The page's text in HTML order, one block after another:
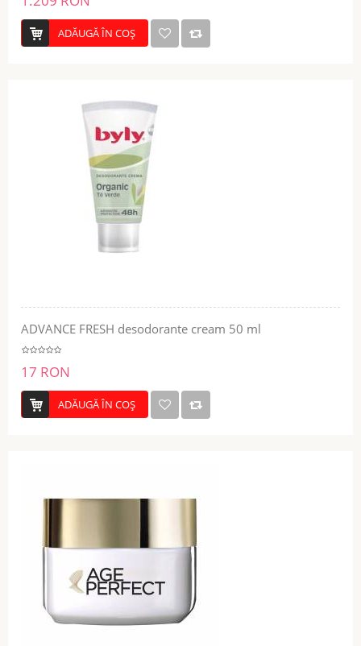
ADĂUGĂ ÎN COŞ
ADVANCE FRESH desodorante cream 50 ml
17 RON
ADĂUGĂ ÎN COŞ